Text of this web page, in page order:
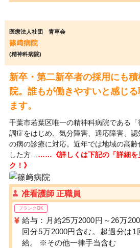
医療法人社団 青草会
篠﨑病院
(精神科病院)
新卒・第二新卒者の採用にも
院。誰もが働きやすいと感じ
ます。
千葉市若葉区唯一の精神科病院である
調症をはじめ、気分障害、適応障害、
の病の診療に対応。近年では地域の高
した方… ……《詳しくは下記の「詳細を
ク！》
准看護師 正職員
ブランクOK
給与：月給25万2000円～26万
回分5万2000円含む。超過分は1
給。 ※その他一律手当含む